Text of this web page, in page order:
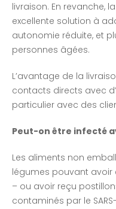
livraison. En revanche,
excellente solution à
autonomie réduite, et
personnes âgées.
L’avantage de la
contacts directs avec
particulier avec des
Peut-on être infecté
Les aliments non
légumes pouvant avoir
– ou avoir reçu
contaminés par le